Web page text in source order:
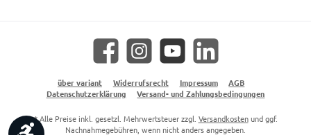
Facebook Instagram YouTube LinkedIn
über variant Widerrufsrecht Impressum
AGB
Datenschutzerklärung
Versand- und Zahlungsbedingungen
* Alle Preise inkl. gesetzl. Mehrwertsteuer zzgl. Versandkostenund ggf.
Nachnahmegebühren, wenn nicht anders angegeben.
Werkzeugleiste anzeigen